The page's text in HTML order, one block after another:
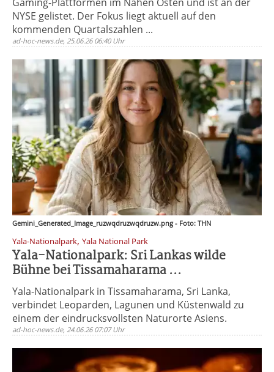
NYSE gelistet. Der Fokus liegt aktuell auf den
kommenden Quartalszahlen ...
ad-hoc-news.de, 25.06.26 06:40 Uhr
Gemini_Generated_Image_ruzwqdruzwqdruzw.png - Foto: THN
Yala-Nationalpark, Yala National Park
Yala-Nationalpark: Sri Lankas wilde
Bühne bei Tissamaharama ...
Yala-Nationalpark in Tissamaharama, Sri Lanka,
verbindet Leoparden, Lagunen und Küstenwald zu
einem der eindrucksvollsten Naturorte Asiens.
ad-hoc-news.de, 24.06.26 07:07 Uhr